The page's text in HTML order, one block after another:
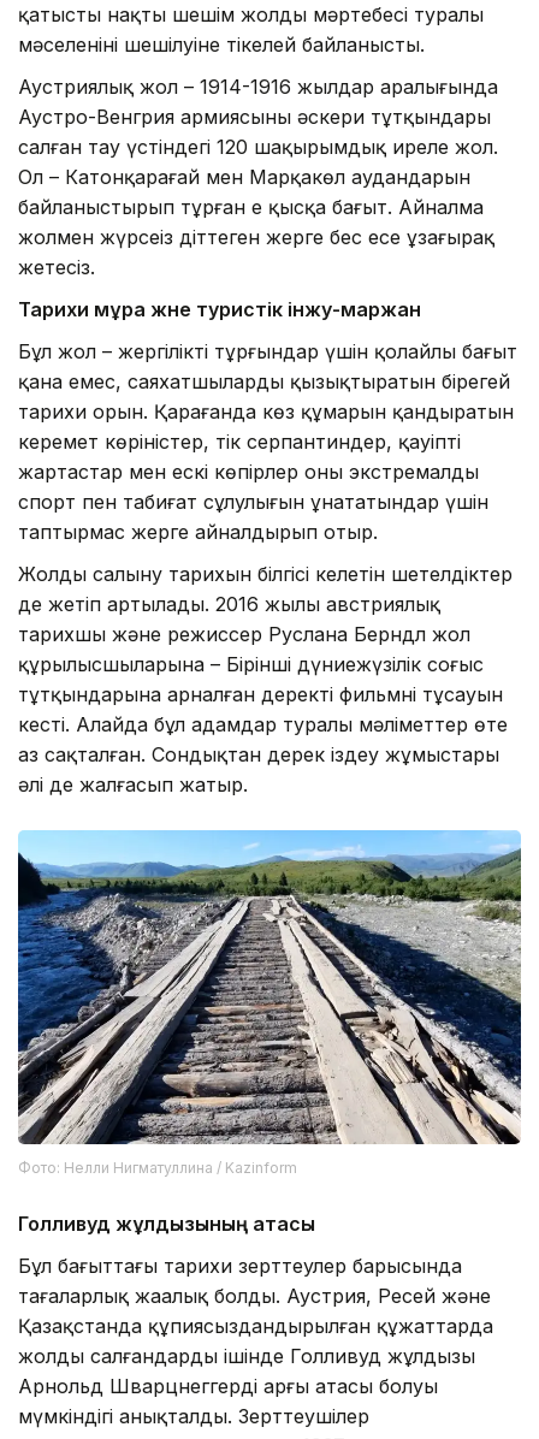
қатысты нақты шешім жолдың мәртебесі туралы
мәселенінің шешілуіне тікелей байланысты.
Аустриялық жол – 1914-1916 жылдар аралығында
Аустро-Венгрия армиясының әскери тұтқындары
салған тау үстіндегі 120 шақырымдық ирелең жол.
Ол – Катонқарағай мен Марқакөл аудандарын
байланыстырып тұрған ең қысқа бағыт. Айналма
жолмен жүрсеңіз діттеген жерге бес есе ұзағырақ
жетесіз.
Тарихи мұра және туристік інжу-маржан
Бұл жол – жергілікті тұрғындар үшін қолайлы бағыт
қана емес, саяхатшыларды қызықтыратын бірегей
тарихи орын. Қарағанда көз құмарын қандыратын
керемет көріністер, тік серпантиндер, қауіпті
жартастар мен ескі көпірлер оны экстремалды
спорт пен табиғат сұлулығын ұнататындар үшін
таптырмас жерге айналдырып отыр.
Жолдың салыну тарихын білгісі келетін шетелдіктер
де жетіп артылады. 2016 жылы австриялық
тарихшы және режиссер Руслана Берндл жол
құрылысшыларына – Бірінші дүниежүзілік соғыс
тұтқындарына арналған деректі фильмнің тұсауын
кесті. Алайда бұл адамдар туралы мәліметтер өте
аз сақталған. Сондықтан дерек іздеу жұмыстары
әлі де жалғасып жатыр.
Фото: Нелли Нигматуллина / Kazinform
Голливуд жұлдызының атасы
Бұл бағыттағы тарихи зерттеулер барысында
таңғаларлық жаңалық болды. Аустрия, Ресей және
Қазақстанда құпиясыздандырылған құжаттарда
жолды салғандардың ішінде Голливуд жұлдызы
Арнольд Шварцнеггердің арғы атасы болуы
мүмкіндігі анықталды. Зерттеушілер